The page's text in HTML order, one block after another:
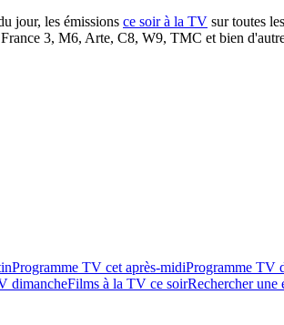
jour, les émissions ce soir à la TV sur toutes
3, M6, Arte, C8, W9, TMC et bien
Programme TV cet après-midiProgramme TV
dimancheFilms à la TV ce soirRechercher une